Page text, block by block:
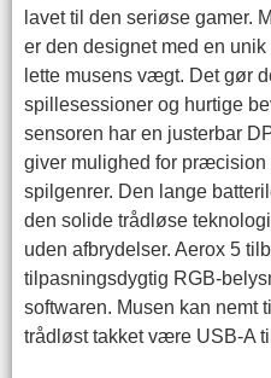
lavet til den seriøse gamer.
er den designet med en
lette musens vægt. Det gør
spillesessioner og hurtige
sensoren har en justerbar
giver mulighed for
spilgenrer. Den lange
den solide trådløse
uden afbrydelser. Aerox 5
tilpasningsdygtig RGB-
softwaren. Musen kan nemt
trådløst takket være USB-A